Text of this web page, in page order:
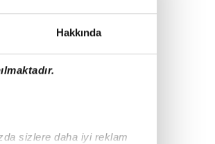
Hakkında
sizlere daha iyi reklam